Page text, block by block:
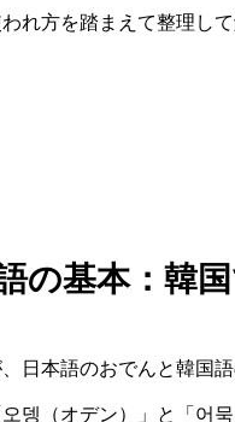
れ方を踏まえて整理して
の基本：韓
日本語のおでんと韓国
뎅（オデン）」と「어